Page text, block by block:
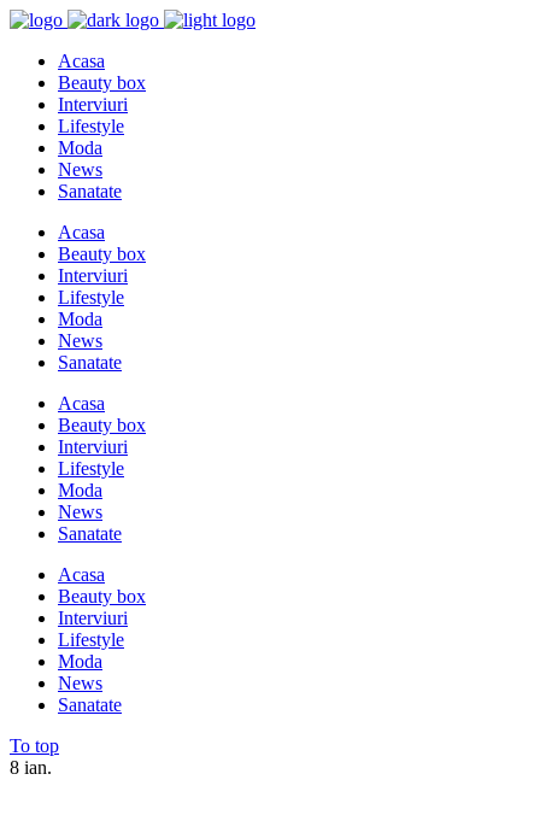
Acasa
Beauty box
Interviuri
Lifestyle
Moda
News
Sanatate
Acasa
Beauty box
Interviuri
Lifestyle
Moda
News
Sanatate
Acasa
Beauty box
Interviuri
Lifestyle
Moda
News
Sanatate
Acasa
Beauty box
Interviuri
Lifestyle
Moda
News
Sanatate
To top
8 ian.